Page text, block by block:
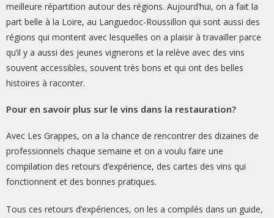
meilleure répartition autour des régions. Aujourd’hui, on a fait la
part belle à la Loire, au Languedoc-Roussillon qui sont aussi des
régions qui montent avec lesquelles on a plaisir à travailler parce
qu’il y a aussi des jeunes vignerons et la relève avec des vins
souvent accessibles, souvent très bons et qui ont des belles
histoires à raconter.
Pour en savoir plus sur le vins dans la restauration?
Avec Les Grappes, on a la chance de rencontrer des dizaines de
professionnels chaque semaine et on a voulu faire une
compilation des retours d’expérience, des cartes des vins qui
fonctionnent et des bonnes pratiques.
Tous ces retours d’expériences, on les a compilés dans un guide,